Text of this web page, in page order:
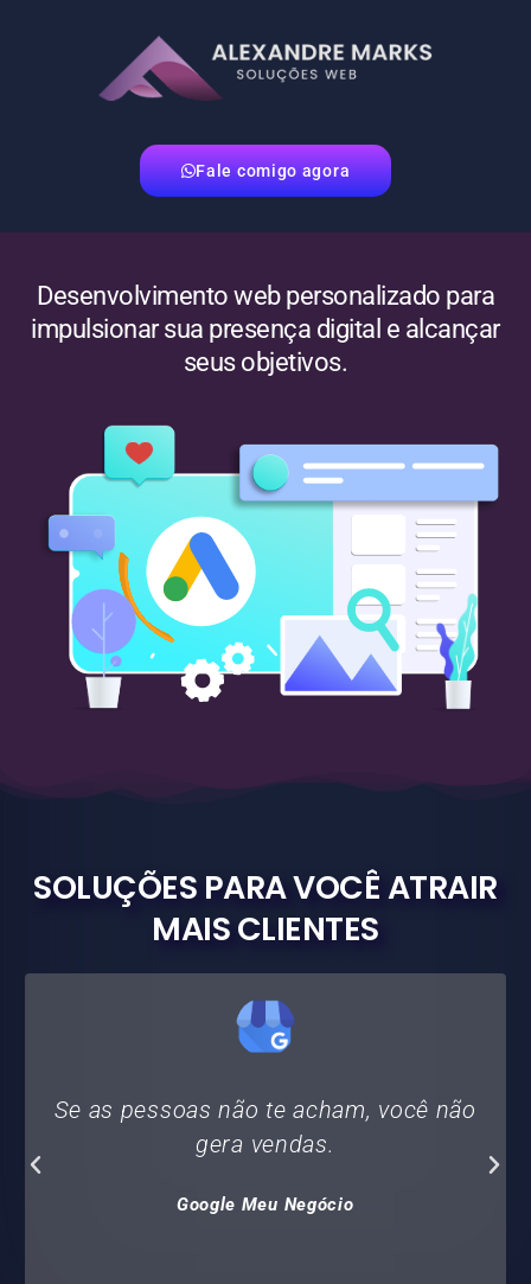
Fale comigo agora
Desenvolvimento web personalizado para
impulsionar sua presença digital e alcançar
seus objetivos.
SOLUÇÕES PARA VOCÊ ATRAIR
MAIS CLIENTES
Se as pessoas não te acham, você não
gera vendas.
Google Meu Negócio